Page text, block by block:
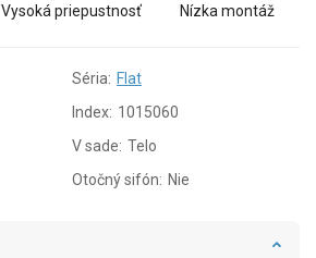
Vysoká priepustnosť Nízka montáž
Séria: Flat
Index: 1015060
V sade: Telo
Otočný sifón: Nie